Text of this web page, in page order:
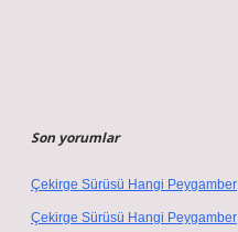
Son yorumlar
Çekirge Sürüsü Hangi Peygamber
Çekirge Sürüsü Hangi Peygamber